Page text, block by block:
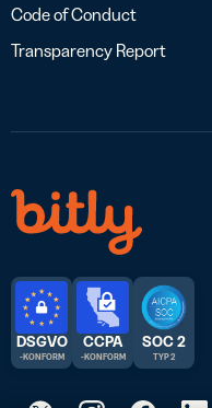
Code of Conduct
Transparency Report
DSGVO
-KONFORM
CCPA
-KONFORM
SOC 2
TYP 2